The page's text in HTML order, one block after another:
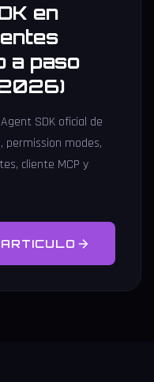
en
a paso
SDK oficial de
permission modes,
cliente MCP y